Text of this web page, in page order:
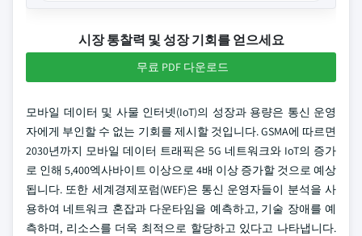
시장 통찰력 및 성장 기회를 얻으세요
무료 PDF 다운로드
모바일 데이터 및 사물 인터넷(IoT)의 성장과 용량은 통신 운영
자에게 부인할 수 없는 기회를 제시할 것입니다. GSMA에 따르면
2030년까지 모바일 데이터 트래픽은 5G 네트워크와 IoT의 증가
로 인해 5,400엑사바이트 이상으로 4배 이상 증가할 것으로 예상
됩니다. 또한 세계경제포럼(WEF)은 통신 운영자들이 분석을 사
용하여 네트워크 혼잡과 다운타임을 예측하고, 기술 장애를 예
측하며, 리소스를 더욱 최적으로 할당하고 있다고 나타냅니다.